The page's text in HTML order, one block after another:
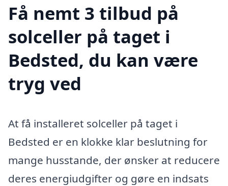
Få nemt 3 tilbud på
solceller på taget i
Bedsted, du kan være
tryg ved
At få installeret solceller på taget i
Bedsted er en klokke klar beslutning for
mange husstande, der ønsker at reducere
deres energiudgifter og gøre en indsats